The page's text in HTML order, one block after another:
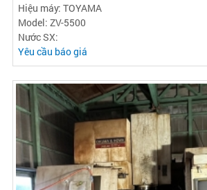
Hiệu máy: TOYAMA
Model: ZV-5500
Nước SX:
Yêu cầu báo giá